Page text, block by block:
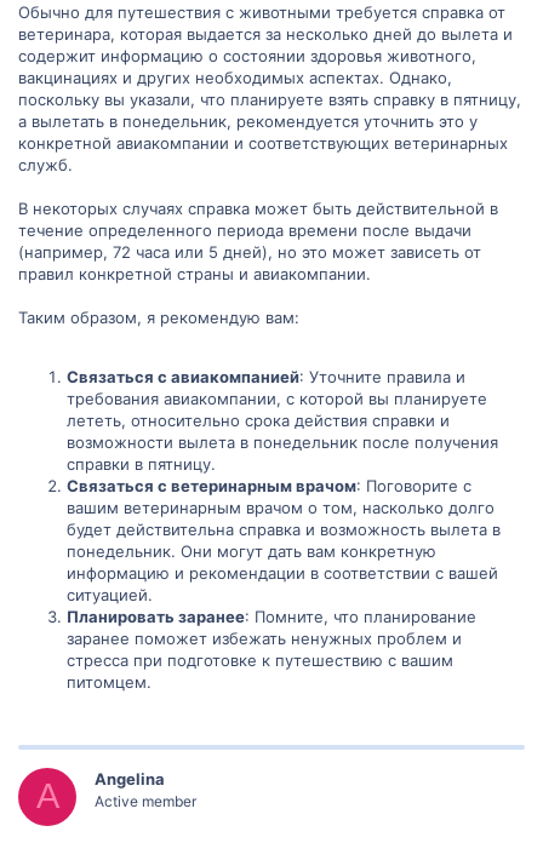
Обычно для путешествия с животными требуется справка от
ветеринара, которая выдается за несколько дней до вылета и
содержит информацию о состоянии здоровья животного,
вакцинациях и других необходимых аспектах. Однако,
поскольку вы указали, что планируете взять справку в пятницу,
а вылетать в понедельник, рекомендуется уточнить это у
конкретной авиакомпании и соответствующих ветеринарных
служб.
В некоторых случаях справка может быть действительной в
течение определенного периода времени после выдачи
(например, 72 часа или 5 дней), но это может зависеть от
правил конкретной страны и авиакомпании.
Таким образом, я рекомендую вам:
Связаться с авиакомпанией: Уточните правила и
требования авиакомпании, с которой вы планируете
лететь, относительно срока действия справки и
возможности вылета в понедельник после получения
справки в пятницу.
Связаться с ветеринарным врачом: Поговорите с
вашим ветеринарным врачом о том, насколько долго
будет действительна справка и возможность вылета в
понедельник. Они могут дать вам конкретную
информацию и рекомендации в соответствии с вашей
ситуацией.
Планировать заранее: Помните, что планирование
заранее поможет избежать ненужных проблем и
стресса при подготовке к путешествию с вашим
питомцем.
A Angelina
Active member